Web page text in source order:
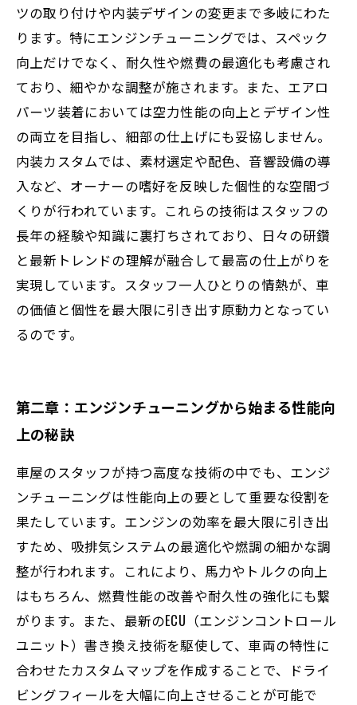
術の全貌
ツの取り付けや内装デザインの変更まで多岐にわた
ります。特にエンジンチューニングでは、スペック
向上だけでなく、耐久性や燃費の最適化も考慮され
ており、細やかな調整が施されます。また、エアロ
パーツ装着においては空力性能の向上とデザイン性
の両立を目指し、細部の仕上げにも妥協しません。
内装カスタムでは、素材選定や配色、音響設備の導
入など、オーナーの嗜好を反映した個性的な空間づ
くりが行われています。これらの技術はスタッフの
長年の経験や知識に裏打ちされており、日々の研鑽
と最新トレンドの理解が融合して最高の仕上がりを
実現しています。スタッフ一人ひとりの情熱が、車
の価値と個性を最大限に引き出す原動力となってい
るのです。
第二章：エンジンチューニングから始まる性能向
上の秘訣
車屋のスタッフが持つ高度な技術の中でも、エンジ
ンチューニングは性能向上の要として重要な役割を
果たしています。エンジンの効率を最大限に引き出
すため、吸排気システムの最適化や燃調の細かな調
整が行われます。これにより、馬力やトルクの向上
はもちろん、燃費性能の改善や耐久性の強化にも繋
がります。また、最新のECU（エンジンコントロール
ユニット）書き換え技術を駆使して、車両の特性に
合わせたカスタムマップを作成することで、ドライ
ビングフィールを大幅に向上させることが可能で